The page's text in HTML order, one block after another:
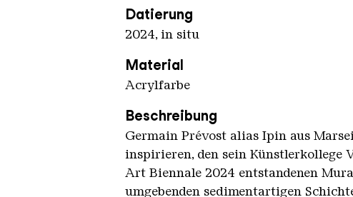
Datierung
2024, in situ
Material
Acrylfarbe
Beschreibung
Germain Prévost alias Ipin aus
inspirieren, den sein Künstlerkollege
Art Biennale 2024 entstandenen
umgebenden sedimentartigen